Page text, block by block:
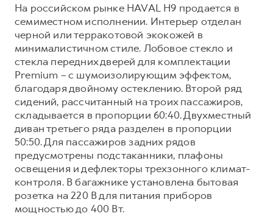
На российском рынке HAVAL H9 продается в
семиместном исполнении. Интерьер отделан
черной или терракотовой экокожей в
минималистичном стиле. Лобовое стекло и
стекла передних дверей для комплектации
Premium – с шумоизолирующим эффектом,
благодаря двойному остеклению. Второй ряд
сидений, рассчитанный на троих пассажиров,
складывается в пропорции 60:40. Двухместный
диван третьего ряда разделен в пропорции
50:50. Для пассажиров задних рядов
предусмотрены подстаканники, плафоны
освещения и дефлекторы трехзонного климат-
контроля. В багажнике установлена бытовая
розетка на 220 В для питания приборов
мощностью до 400 Вт.